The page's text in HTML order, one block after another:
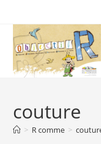
content
couture
> R comme >